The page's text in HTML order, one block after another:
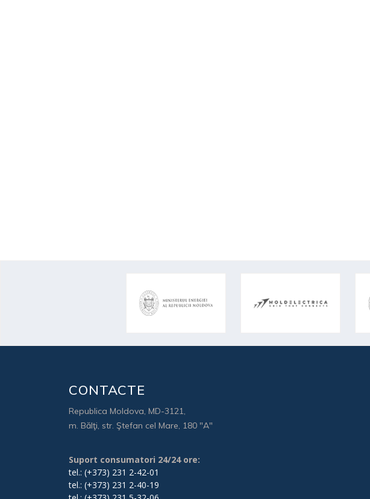
CONTACTE
Republica Moldova, MD-3121,
m. Bălţi, str. Ştefan cel Mare, 180 "A"
Suport consumatori 24/24 ore:
tel.: (+373) 231 2-42-01
tel.: (+373) 231 2-40-19